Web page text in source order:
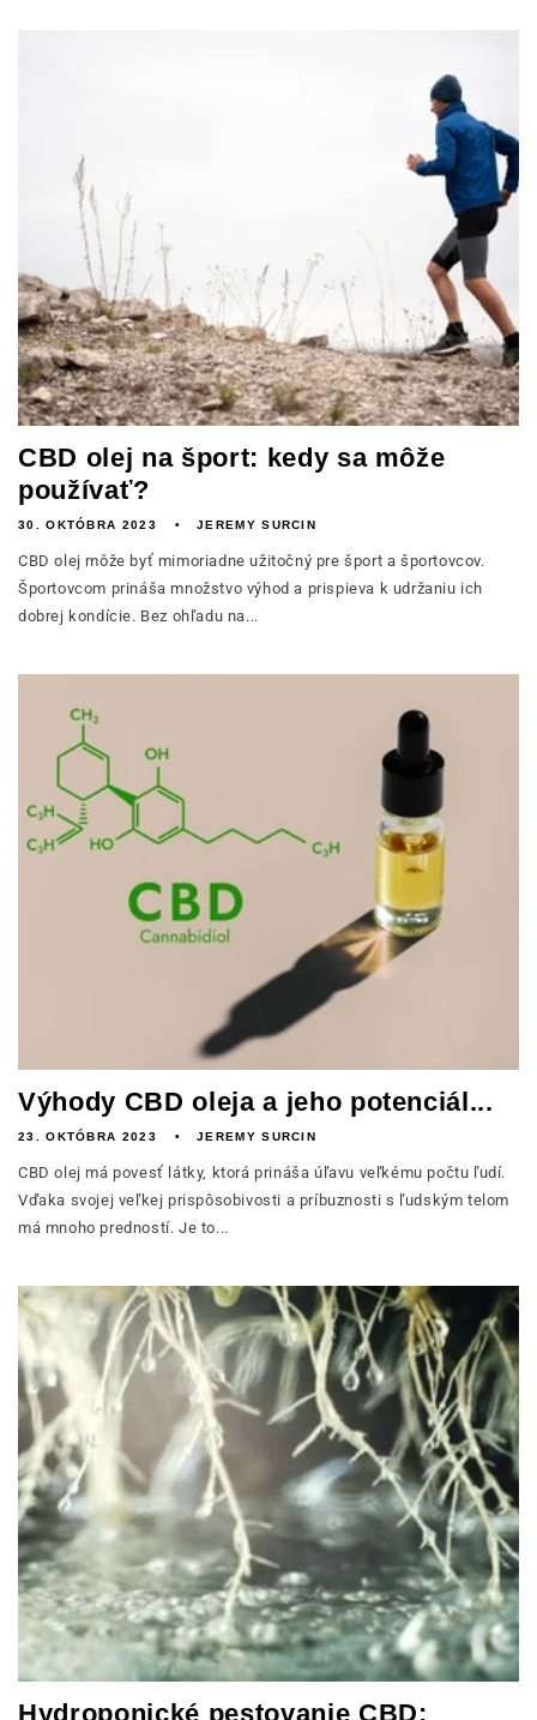
CBD olej na šport: kedy sa môže
používať?
30. OKTÓBRA 2023 JEREMY SURCIN
CBD olej môže byť mimoriadne užitočný pre šport a športovcov.
Športovcom prináša množstvo výhod a prispieva k udržaniu ich
dobrej kondície. Bez ohľadu na...
Výhody CBD oleja a jeho potenciál...
23. OKTÓBRA 2023 JEREMY SURCIN
CBD olej má povesť látky, ktorá prináša úľavu veľkému počtu ľudí.
Vďaka svojej veľkej prispôsobivosti a príbuznosti s ľudským telom
má mnoho predností. Je to...
Hydroponické pestovanie CBD: